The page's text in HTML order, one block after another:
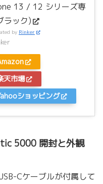
13 / 12 シリーズ専
ラック)
by Rinker
天市場
ショッピング
5000 開封と外観
Cケーブルが付属して